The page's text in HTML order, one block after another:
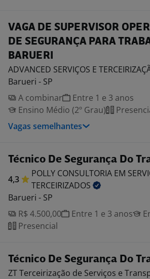
VAGA DE SUPERVISOR
DE SEGURANÇA PARA
BARUERI
ADVANCED SERVIÇOS E
Barueri - SP
A combinar
Entre 1 e 3 anos
Ensino Médio (2º Grau)
Vagas semelhantes
Técnico De Segurança Do
4,3
POLLY CONSULTORIA EM
TERCEIRIZADOS
Barueri - SP
R$ 4.500,00
Entre 1 e 3 anos
Presencial
Técnico De Segurança Do
ZT Terceirização de Serviços e